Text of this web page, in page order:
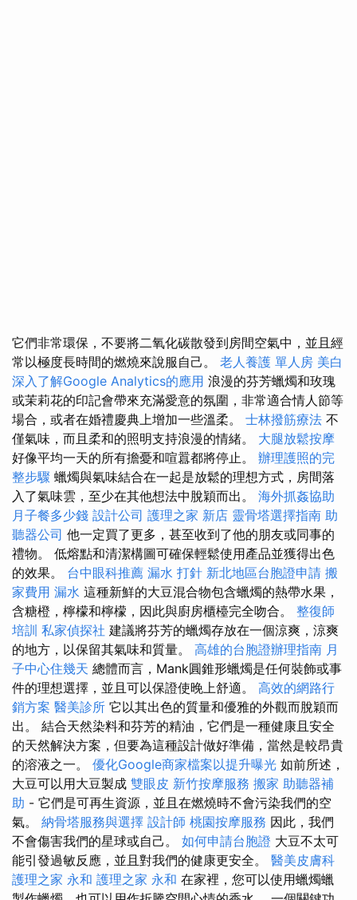
它們非常環保，不要將二氧化碳散發到房間空氣中，並且經
常以極度長時間的燃燒來說服自己。 老人養護 單人房 美白
深入了解Google Analytics的應用 浪漫的芬芳蠟燭和玫瑰
或茉莉花的印記會帶來充滿愛意的氛圍，非常適合情人節等
場合，或者在婚禮慶典上增加一些溫柔。 士林撥筋療法 不
僅氣味，而且柔和的照明支持浪漫的情緒。 大腿放鬆按摩
好像平均一天的所有擔憂和喧囂都將停止。 辦理護照的完
整步驟 蠟燭與氣味結合在一起是放鬆的理想方式，房間落
入了氣味雲，至少在其他想法中脫穎而出。 海外抓姦協助
月子餐多少錢 設計公司 護理之家 新店 靈骨塔選擇指南 助
聽器公司 他一定買了更多，甚至收到了他的朋友或同事的
禮物。 低熔點和清潔構圖可確保輕鬆使用產品並獲得出色
的效果。 台中眼科推薦 漏水 打針 新北地區台胞證申請 搬
家費用 漏水 這種新鮮的大豆混合物包含蠟燭的熱帶水果，
含糖橙，檸檬和檸檬，因此與廚房櫃檯完全吻合。 整復師
培訓 私家偵探社 建議將芬芳的蠟燭存放在一個涼爽，涼爽
的地方，以保留其氣味和質量。 高雄的台胞證辦理指南 月
子中心住幾天 總體而言，Mank圓錐形蠟燭是任何裝飾或事
件的理想選擇，並且可以保證使晚上舒適。 高效的網路行
銷方案 醫美診所 它以其出色的質量和優雅的外觀而脫穎而
出。 結合天然染料和芬芳的精油，它們是一種健康且安全
的天然解決方案，但要為這種設計做好準備，當然是較昂貴
的溶液之一。 優化Google商家檔案以提升曝光 如前所述，
大豆可以用大豆製成 雙眼皮 新竹按摩服務 搬家 助聽器補
助 - 它們是可再生資源，並且在燃燒時不會污染我們的空
氣。 納骨塔服務與選擇 設計師 桃園按摩服務 因此，我們
不會傷害我們的星球或自己。 如何申請台胞證 大豆不太可
能引發過敏反應，並且對我們的健康更安全。 醫美皮膚科
護理之家 永和 護理之家 永和 在家裡，您可以使用蠟燭蠟